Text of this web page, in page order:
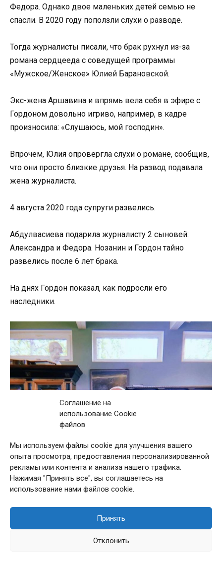
Соглашение на
использование Cookie
файлов
Мы используем файлы cookie для улучшения вашего
опыта просмотра, предоставления персонализированной
рекламы или контента и анализа нашего трафика.
Нажимая "Принять все", вы соглашаетесь на
использование нами файлов cookie.
Принять
Отклонить
Федора. Однако двое маленьких детей семью не
спасли. В 2020 году поползли слухи о разводе.
Тогда журналисты писали, что брак рухнул из-за
романа сердцееда с соведущей программы
«Мужское/Женское» Юлией Барановской.
Экс-жена Аршавина и впрямь вела себя в эфире с
Гордоном довольно игриво, например, в кадре
произносила: «Слушаюсь, мой господин».
Впрочем, Юлия опровергла слухи о романе, сообщив,
что они просто близкие друзья. На развод подавала
жена журналиста.
4 августа 2020 года супруги развелись.
Абдулвасиева подарила журналисту 2 сыновей:
Александра и Федора. Нозанин и Гордон тайно
развелись после 6 лет брака.
На днях Гордон показал, как подросли его
наследники.